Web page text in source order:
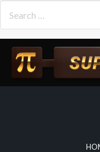
content